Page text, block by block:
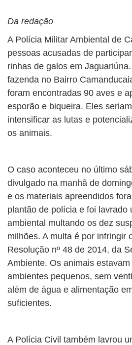
Da redação
A Polícia Militar Ambiental de
pessoas acusadas de
rinhas de galos em
fazenda no Bairro
foram encontradas 90 aves e
esporão e biqueira. Eles
intensificar as lutas e
os animais.
O caso aconteceu no último
divulgado na manhã de
e os materiais apreendidos
plantão de polícia e foi lavrado
ambiental multando os dez
milhões. A multa é por infringir
Resolução nº 48 de 2014, da
Ambiente. Os animais
ambientes pequenos, sem
além de água e alimentação
suficientes.
A Polícia Civil também lavrou